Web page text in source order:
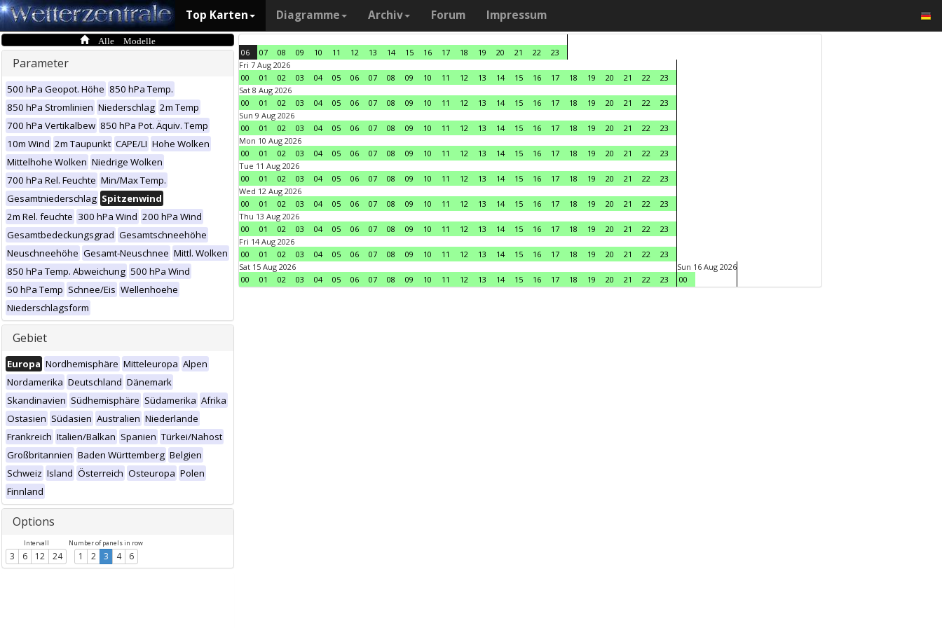
Top Karten Diagramme Archiv Forum Impressum
Alle Modelle
Parameter
500 hPa Geopot. Höhe 850 hPa Temp.
850 hPa Stromlinien Niederschlag 2m Temp
700 hPa Vertikalbew 850 hPa Pot. Äquiv. Temp
10m Wind 2m Taupunkt CAPE/LI Hohe Wolken
Mittelhohe Wolken Niedrige Wolken
700 hPa Rel. Feuchte Min/Max Temp.
Gesamtniederschlag Spitzenwind
2m Rel. feuchte 300 hPa Wind 200 hPa Wind
Gesamtbedeckungsgrad Gesamtschneehöhe
Neuschneehöhe Gesamt-Neuschnee Mittl. Wolken
850 hPa Temp. Abweichung 500 hPa Wind
50 hPa Temp Schnee/Eis Wellenhoehe
Niederschlagsform
Gebiet
Europa Nordhemisphäre Mitteleuropa Alpen
Nordamerika Deutschland Dänemark
Skandinavien Südhemisphäre Südamerika Afrika
Ostasien Südasien Australien Niederlande
Frankreich Italien/Balkan Spanien Türkei/Nahost
Großbritannien Baden Württemberg Belgien
Schweiz Island Österreich Osteuropa Polen
Finnland
Options
Intervall
3 6 12 24
Number of panels in row
1 2 3 4 6
06 07 08 09 10 11 12 13 14 15 16 17 18 19 20 21 22
23
Fri 7 Aug 2026
00
01 02 03 04 05 06 07 08 09 10 11 12 13 14 15 16 17 18 19 20 21 22
23
Sat 8 Aug 2026
00
01 02 03 04 05 06 07 08 09 10 11 12 13 14 15 16 17 18 19 20 21 22
23
Sun 9 Aug 2026
00
01 02 03 04 05 06 07 08 09 10 11 12 13 14 15 16 17 18 19 20 21 22
23
Mon 10 Aug 2026
00
01 02 03 04 05 06 07 08 09 10 11 12 13 14 15 16 17 18 19 20 21 22
23
Tue 11 Aug 2026
00
01 02 03 04 05 06 07 08 09 10 11 12 13 14 15 16 17 18 19 20 21 22
23
Wed 12 Aug 2026
00
01 02 03 04 05 06 07 08 09 10 11 12 13 14 15 16 17 18 19 20 21 22
23
Thu 13 Aug 2026
00
01 02 03 04 05 06 07 08 09 10 11 12 13 14 15 16 17 18 19 20 21 22
23
Fri 14 Aug 2026
00
01 02 03 04 05 06 07 08 09 10 11 12 13 14 15 16 17 18 19 20 21 22
23
Sat 15 Aug 2026
00
01 02 03 04 05 06 07 08 09 10 11 12 13 14 15 16 17 18 19 20 21 22 23
Sun 16 Aug 2026
00